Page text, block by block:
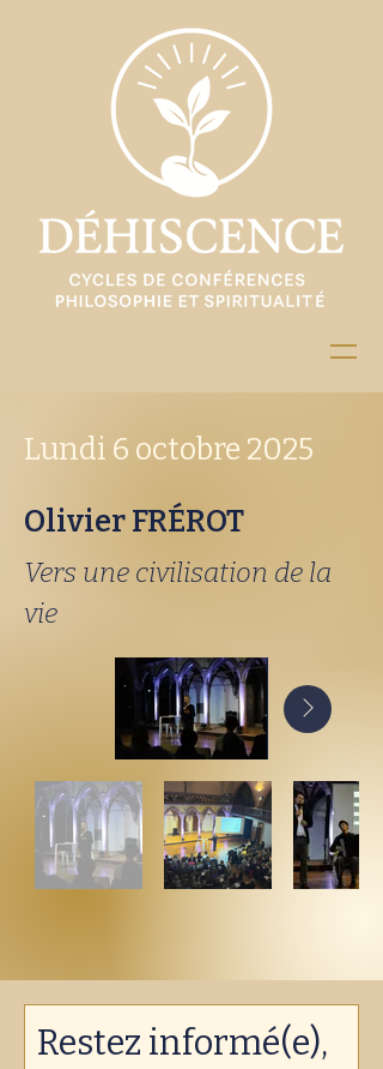
Lundi 6 octobre 2025
Olivier FRÉROT
Vers une civilisation de la
vie
Restez informé(e),